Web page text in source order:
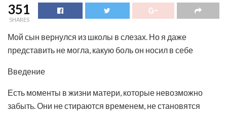
351
SHARES
Мой сын вернулся из школы в слезах. Но я даже
представить не могла, какую боль он носил в себе
Введение
Есть моменты в жизни матери, которые невозможно
забыть. Они не стираются временем, не становятся